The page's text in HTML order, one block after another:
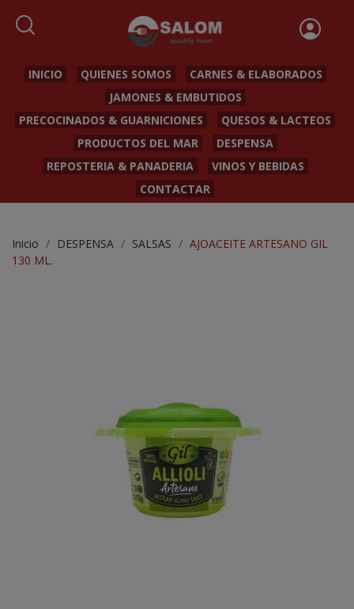
INICIO QUIENES SOMOS
CARNES & ELABORADOS
JAMONES & EMBUTIDOS
PRECOCINADOS & GUARNICIONES
QUESOS & LACTEOS
PRODUCTOS DEL MAR
DESPENSA
REPOSTERIA & PANADERIA
VINOS Y BEBIDAS
CONTACTAR
Inicio DESPENSA SALSAS
AJOACEITE ARTESANO GIL
130 ML.